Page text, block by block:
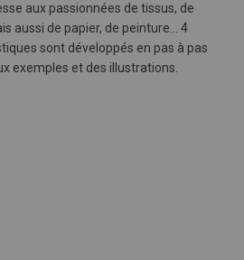
aux passionnées de tissus, de
aussi de papier, de peinture… 4
sont développés en pas à pas
exemples et des illustrations.